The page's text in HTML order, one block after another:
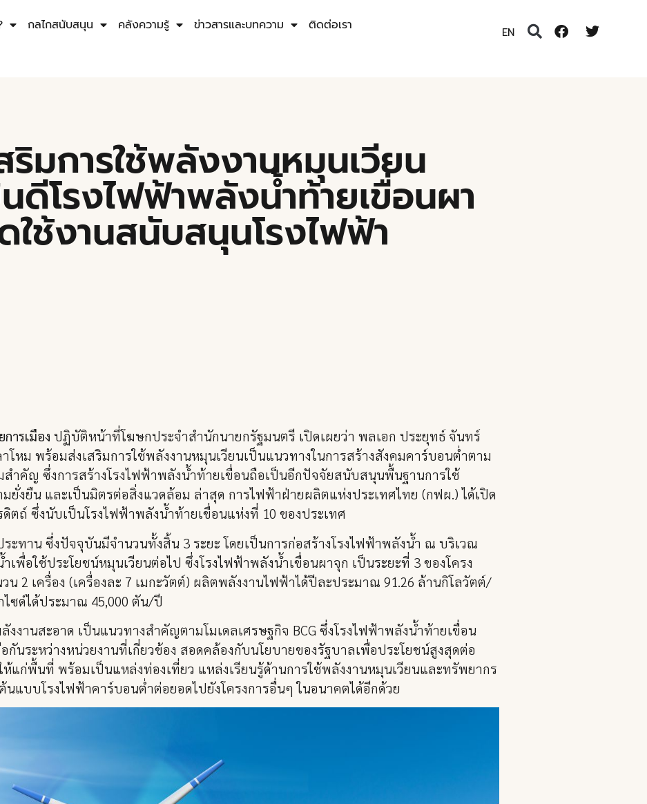
กลไกสนับสนุน คลังความรู้ ข่าวสารและบทความ ติดต่อเรา EN
มการใช้พลังงานหมุนเวียน
โรงไฟฟ้าพลังน้ำท้ายเขื่อนผา
ช้งานสนับสนุนโรงไฟฟ้า
ารเมือง ปฏิบัติหน้าที่โฆษกประจำสำนักนายกรัฐมนตรี เปิดเผยว่า พลเอก ประยุทธ์ จันทร์
โหม พร้อมส่งเสริมการใช้พลังงานหมุนเวียนเป็นแนวทางในการสร้างสังคมคาร์บอนต่ำตาม
สำคัญ ซึ่งการสร้างโรงไฟฟ้าพลังน้ำท้ายเขื่อนถือเป็นอีกปัจจัยสนับสนุนพื้นฐานการใช้
ยั่งยืน และเป็นมิตรต่อสิ่งแวดล้อม ล่าสุด การไฟฟ้าฝ่ายผลิตแห่งประเทศไทย (กฟผ.) ได้เปิด
ตถ์ ซึ่งนับเป็นโรงไฟฟ้าพลังน้ำท้ายเขื่อนแห่งที่ 10 ของประเทศ
ทาน ซึ่งปัจจุบันมีจำนวนทั้งสิ้น 3 ระยะ โดยเป็นการก่อสร้างโรงไฟฟ้าพลังน้ำ ณ บริเวณ
พื่อใช้ประโยชน์หมุนเวียนต่อไป ซึ่งโรงไฟฟ้าพลังน้ำเขื่อนผาจุก เป็นระยะที่ 3 ของโครง
2 เครื่อง (เครื่องละ 7 เมกะวัตต์) ผลิตพลังงานไฟฟ้าได้ปีละประมาณ 91.26 ล้านกิโลวัตต์/
ซด์ได้ประมาณ 45,000 ตัน/ปี
งานสะอาด เป็นแนวทางสำคัญตามโมเดลเศรษฐกิจ BCG ซึ่งโรงไฟฟ้าพลังน้ำท้ายเขื่อน
นระหว่างหน่วยงานที่เกี่ยวข้อง สอดคล้องกับนโยบายของรัฐบาลเพื่อประโยชน์สูงสุดต่อ
แก่พื้นที่ พร้อมเป็นแหล่งท่องเที่ยว แหล่งเรียนรู้ด้านการใช้พลังงานหมุนเวียนและทรัพยากร
แบบโรงไฟฟ้าคาร์บอนต่ำต่อยอดไปยังโครงการอื่นๆ ในอนาคตได้อีกด้วย